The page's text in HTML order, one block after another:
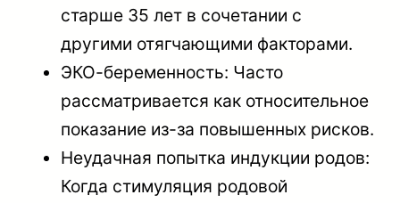
старше 35 лет в сочетании с
другими отягчающими факторами.
ЭКО-беременность: Часто
рассматривается как относительное
показание из-за повышенных рисков.
Неудачная попытка индукции родов:
Когда стимуляция родовой